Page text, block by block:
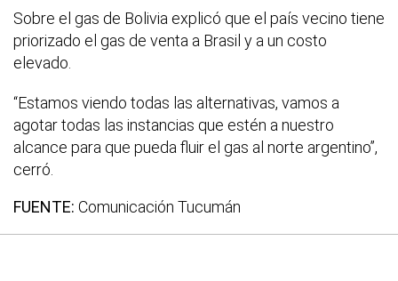
Sobre el gas de Bolivia explicó que el país vecino tiene
priorizado el gas de venta a Brasil y a un costo
elevado.
“Estamos viendo todas las alternativas, vamos a
agotar todas las instancias que estén a nuestro
alcance para que pueda fluir el gas al norte argentino”,
cerró.
FUENTE: Comunicación Tucumán